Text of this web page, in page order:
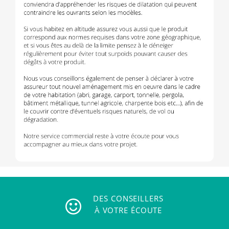
DES CONSEILLERS
À VOTRE ÉCOUTE